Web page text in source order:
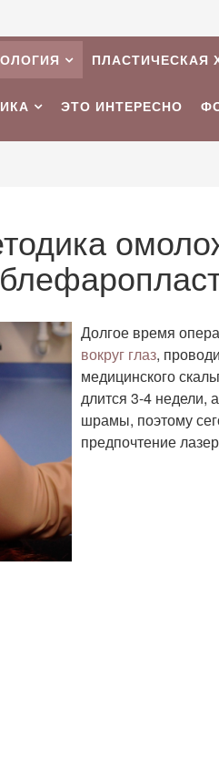
ПЛАСТИЧЕСКАЯ
ЭТО ИНТЕРЕСНО
Долгое время
вокруг глаз,
медицинского
длится 3-4 недели,
шрамы, поэтому
предпочтение